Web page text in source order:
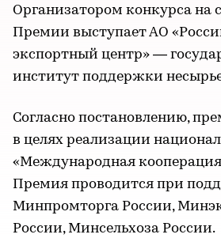
Организатором конкурса на
Премии выступает АО
экспортный центр» —
институт поддержки
Согласно постановлению,
в целях реализации
«Международная кооперация
Премия проводится при
Минпромторга России,
России, Минсельхоза России.